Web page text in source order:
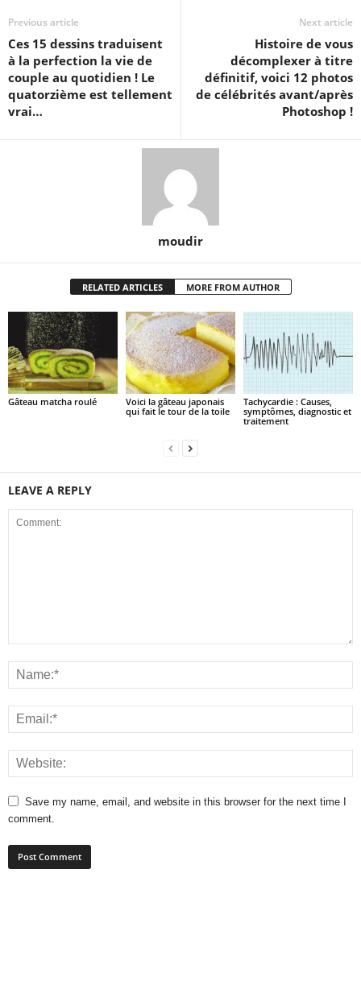
Previous article
Ces 15 dessins traduisent
à la perfection la vie de
couple au quotidien ! Le
quatorzième est tellement
vrai…
Next article
Histoire de vous
décomplexer à titre
définitif, voici 12 photos
de célébrités avant/après
Photoshop !
moudir
RELATED ARTICLES MORE FROM AUTHOR
Gâteau matcha roulé
Voici la gâteau japonais
qui fait le tour de la toile
Tachycardie : Causes,
symptômes, diagnostic et
traitement
LEAVE A REPLY
Save my name, email, and website in this browser for the next time I
comment.